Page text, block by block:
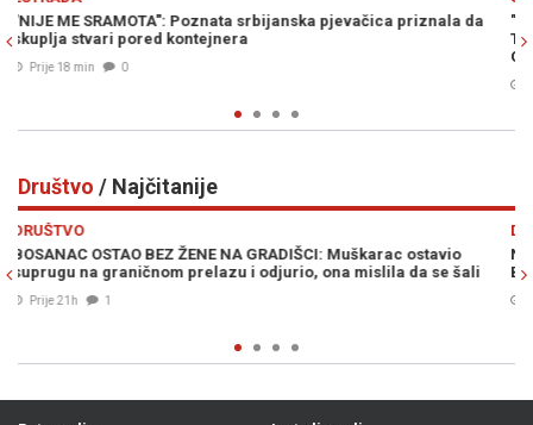
priznala da
"SAD VIDIM ZAŠTO NEKI PRVO KAŽU ŽELJO, PA POSLIJE
TATA": Popularni hrvatski Youtuber oduševljen
Društvo / Najčitanije
ostavio
da se šali
NAGLI PREOKRET: AccuWeather objavio vremensku
Bosnu i Hercegovinu...
Previous